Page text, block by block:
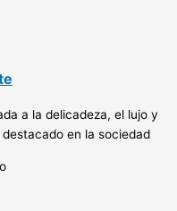
a la delicadeza, el lujo y
en la sociedad